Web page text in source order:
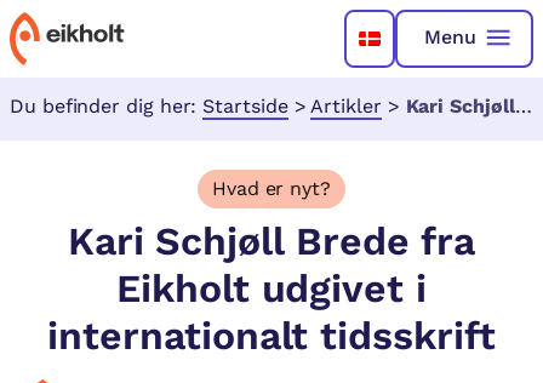
Menu
Du befinder dig her: Startside > Artikler > Kari Schjøll Brede fra Eikholt udgivet i internationalt tidsskrift
Hvad er nyt?
Kari Schjøll Brede fra
Eikholt udgivet i
internationalt tidsskrift